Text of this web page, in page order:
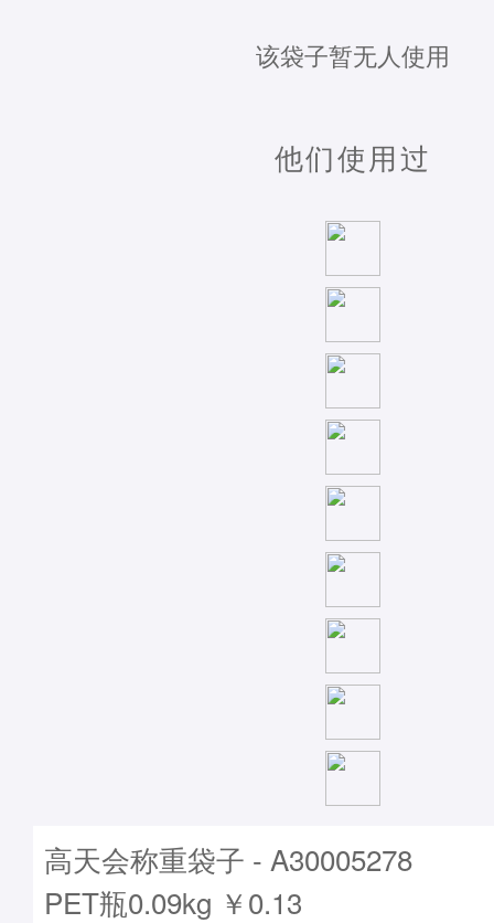
该袋子暂无人使用
他们使用过
高天会称重袋子 - A30005278
PET瓶0.09kg ￥0.13